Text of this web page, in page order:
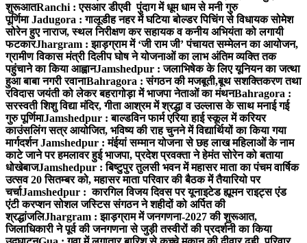
शुरूआतRanchi : एसआर डीएवी पुंदाग में धूम धाम से मनी गुरु
पूर्णिमाJadugora : गालूडीह नहर में घटिया बोल्डर पिचिंग से विधायक सोमेश
सोरेन हुए नाराज, स्थल निरीक्षण कर सहायक व कनीय अभियंता को लगायी
फटकारJhargram : झाड़ग्राम में ‘जी राम जी’ पंचायत सम्मेलन का आयोजन,
ग्रामीण विकास मंत्री दिलीप घोष ने योजनाओं का लाभ अंतिम व्यक्ति तक
पहुंचाने का किया आह्वानJamshedpur : जलाभिषेक के लिए यूनियन का जत्था
हुआ बाबा नगरी रवानाBahragora : संगठन की मजबूती,बूथ सशक्तिकरण तथा
रविदास जयंती को लेकर बहरागोड़ा में भाजपा नेताओं का मंथनBahragora :
सरस्वती शिशु विद्या मंदिर, गीता आश्रम में श्रद्धा व उल्लास के साथ मनाई गई
गुरु पूर्णिमाJamshedpur : बाल्डविन फार्म एरिया हाई स्कूल में करियर
काउंसलिंग सत्र आयोजित, भविष्य की राह चुनने में विद्यार्थियों का किया गया
मार्गदर्शनJamshedpur : मंईयां सम्मान योजना से छह लाख महिलाओं के नाम
काटे जाने पर हमलावर हुई भाजपा, प्रदेश प्रवक्ता ने हेमंत सोरेन को बताया
धोखेबाजJamshedpur : बिष्टुपुर तुलसी भवन में महासर माता का पंचम वार्षिक
उत्सव 20 सितम्बर को, महासर माता परिवार की बैठक में तैयारियो पर
चर्चाJamshedpur : कारगिल विजय दिवस पर यूनाइटेड ह्यूमन राइट्स एंड
एंटी करप्शन सोशल जस्टिस संगठन ने शहीदों को अर्पित की
श्रद्धांजलिJhargram : झाड़ग्राम में जनगणना-2027 की शुरूआत,
जिलाधिकारी ने पूर्व की जनगणना से जुड़ी तस्वीरों की प्रदर्शनी का किया